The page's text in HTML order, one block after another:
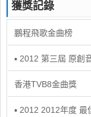
獲獎記錄
鵬程飛歌金曲榜
▪ 2012 第三屆 原創
香港TVB8金曲獎
▪ 2012 2012年度 最